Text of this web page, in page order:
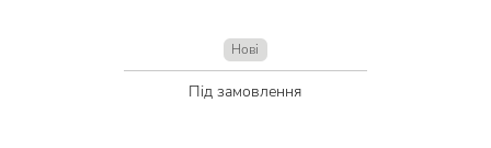
Нові
Під замовлення